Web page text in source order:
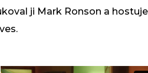
ji Mark Ronson a